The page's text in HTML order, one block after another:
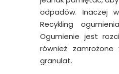
odpadów. Inaczej
Recykling
Ogumienie jest
również
granulat.